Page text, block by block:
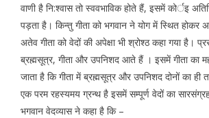
वाणी है नि:श्वास तो स्ववभाविक होते हैं, इसमें कोर्इ
पड़ता है। किन्तु गीता को भगवान ने योग में स्थित
अतेव गीता को वेदों की अपेक्षा भी श्रोश्ठ कहा गया है।
ब्रह्मसूत्र, गीता और उपनिशद आते हैं । इसमें गीता का
जाता है कि गीता में ब्रह्मसूत्र और उपनिशद दोनों का ही
एक परम रहस्यमय ग्रन्थ है इसमें सम्पूर्ण वेदों का
भगवान वेदव्यास ने कहा है कि –